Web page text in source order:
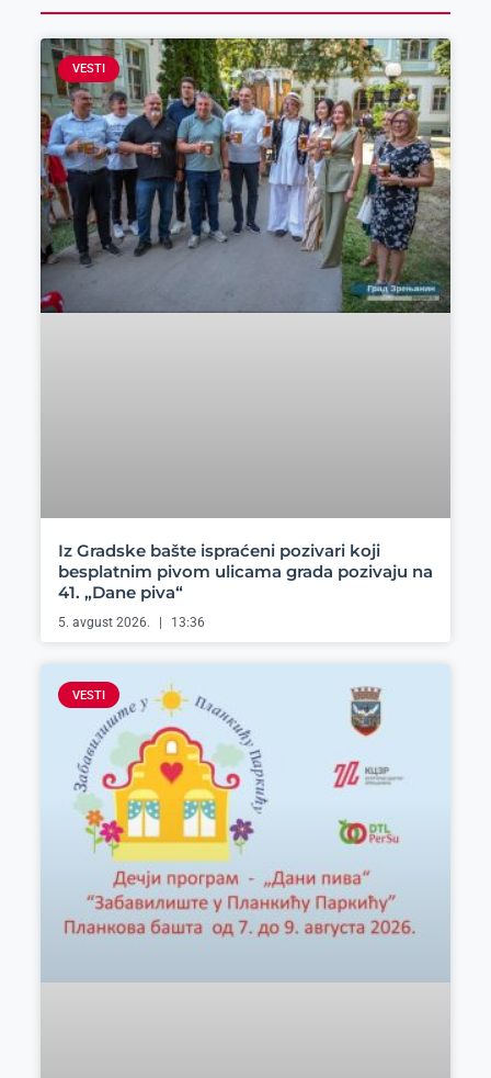
VESTI
Iz Gradske bašte ispraćeni pozivari koji
besplatnim pivom ulicama grada pozivaju na
41. „Dane piva“
5. avgust 2026. 13:36
VESTI